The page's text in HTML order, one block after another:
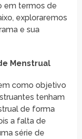
em termos de
exploraremos
e sua
Menstrual
como objetivo
tenham
de forma
a falta de
série de